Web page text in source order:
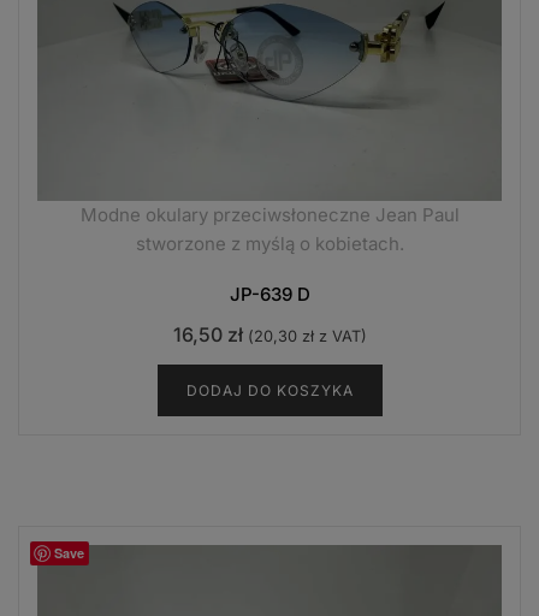
Modne okulary przeciwsłoneczne Jean Paul
stworzone z myślą o kobietach.
JP-639 D
16,50 zł (20,30 złz VAT)
DODAJ DO KOSZYKA
Save